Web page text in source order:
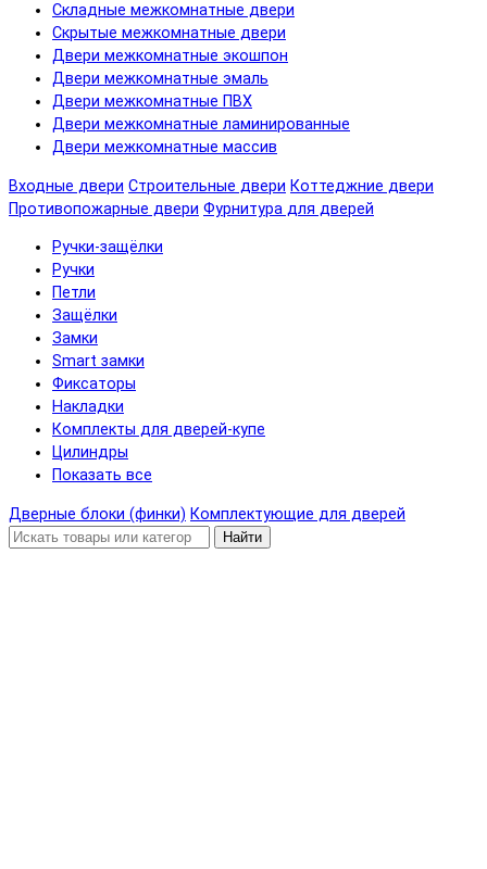
Складные межкомнатные двери
Скрытые межкомнатные двери
Двери межкомнатные экошпон
Двери межкомнатные эмаль
Двери межкомнатные ПВХ
Двери межкомнатные ламинированные
Двери межкомнатные массив
Входные двери Строительные двери Коттеджние двери
Противопожарные двери Фурнитура для дверей
Ручки-защёлки
Ручки
Петли
Защёлки
Замки
Smart замки
Фиксаторы
Накладки
Комплекты для дверей-купе
Цилиндры
Показать все
Дверные блоки (финки) Комплектующие для дверей
Найти